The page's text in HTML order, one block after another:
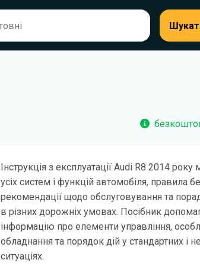
Інструкція з експлуатації Audi R8 2014
усіх систем і функцій автомобіля, правила
рекомендації щодо обслуговування та
в різних дорожніх умовах. Посібник
інформацію про елементи управління,
обладнання та порядок дій у стандартних і
ситуаціях.